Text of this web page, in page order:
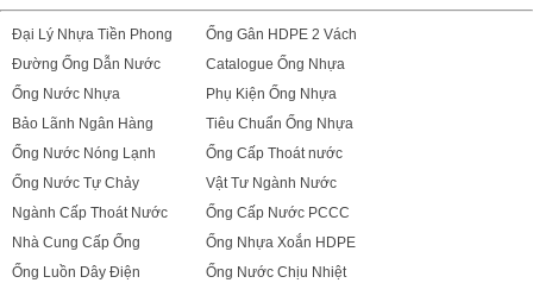
Đại Lý Nhựa Tiền Phong
Ống Gân HDPE 2 Vách
Đường Ống Dẫn Nước
Catalogue Ống Nhựa
Ống Nước Nhựa
Phụ Kiện Ống Nhựa
Bảo Lãnh Ngân Hàng
Tiêu Chuẩn Ống Nhựa
Ống Nước Nóng Lạnh
Ống Cấp Thoát nước
Ống Nước Tự Chảy
Vật Tư Ngành Nước
Ngành Cấp Thoát Nước
Ống Cấp Nước PCCC
Nhà Cung Cấp Ống
Ống Nhựa Xoắn HDPE
Ống Luồn Dây Điện
Ống Nước Chịu Nhiệt